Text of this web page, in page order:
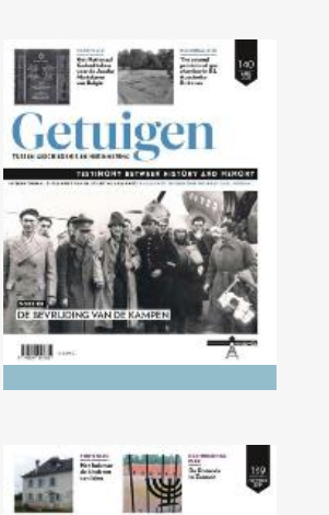
Nr. 140 (04/2025) De Bevrijding
van de kampen